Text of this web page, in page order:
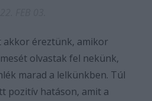
akkor éreztünk, amikor
olvastak fel nekünk,
marad a lelkünkben. Túl
pozitív hatáson, amit a